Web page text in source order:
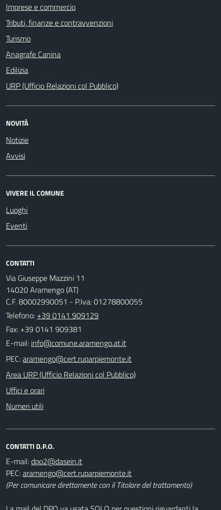
Imprese e commercio
Tributi, finanze e contravvenzioni
Turismo
Anagrafe Canina
Edilizia
URP (Ufficio Relazioni col Pubblico)
NOVITÀ
Notizie
Avvisi
VIVERE IL COMUNE
Luoghi
Eventi
CONTATTI
Via Giuseppe Mazzini 11
14020 Aramengo (AT)
C.F. 80002990051 - P.Iva: 01278800055
Telefono: +39 0141 909129
Fax: +39 0141 909381
E-mail:
PEC:
Area URP (Ufficio Relazioni col Pubblico)
Uffici e orari
Numeri utili
CONTATTI D.P.O.
E-mail:
PEC:
(Per comunicare direttamente con il Titolare del trattamento)